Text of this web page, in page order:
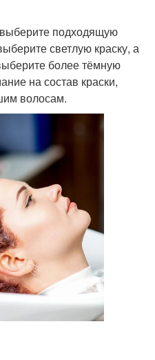
выберите подходящую
светлую краску, а
более тёмную
на состав краски,
волосам.